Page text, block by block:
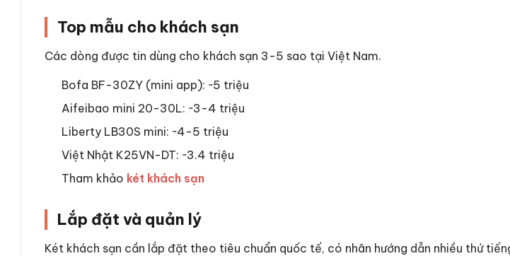
Top mẫu cho khách sạn
Các dòng được tin dùng cho khách sạn 3-5 sao tại Việt Nam.
Bofa BF-30ZY (mini app): ~5 triệu
Aifeibao mini 20-30L: ~3-4 triệu
Liberty LB30S mini: ~4-5 triệu
Việt Nhật K25VN-DT: ~3.4 triệu
Tham khảo két khách sạn
Lắp đặt và quản lý
Két khách sạn cần lắp đặt theo tiêu chuẩn quốc tế, có nhãn hướng dẫn nhiều thứ